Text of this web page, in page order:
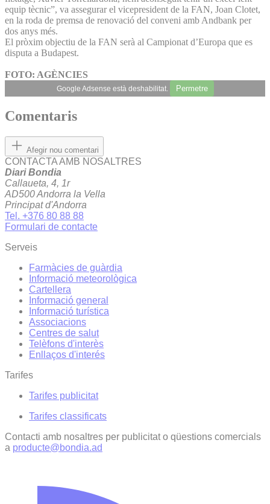
equip tècnic”, va assegurar el vicepresident de la FAN, Joan Clotet,
en la roda de premsa de renovació del conveni amb Andbank per
dos anys més.
El pròxim objectiu de la FAN serà al Campionat d’Europa que es
disputa a Budapest.
FOTO: AGÈNCIES
Google Adsense està deshabilitat. Permetre
Comentaris
Afegir nou comentari
CONTACTA AMB NOSALTRES
Diari Bondia
Callaueta, 4, 1r
AD500 Andorra la Vella
Principat d'Andorra
Tel. +376 80 88 88
Formulari de contacte
Serveis
Farmàcies de guàrdia
Informació meteorològica
Cartellera
Informació general
Informació turística
Associacions
Centres de salut
Telèfons d'interès
Enllaços d'interés
Tarifes
Tarifes publicitat
Tarifes classificats
Contacti amb nosaltres per publicitat o qüestions comercials
a producte@bondia.ad